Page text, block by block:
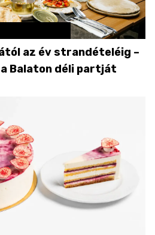
az év strandételéig –
Balaton déli partját